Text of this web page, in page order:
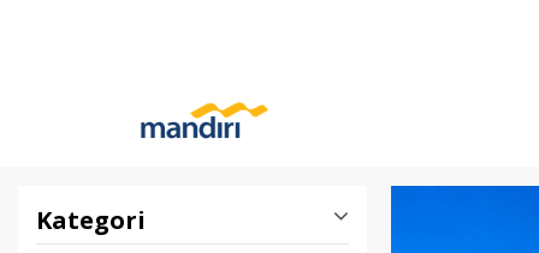
Kategori